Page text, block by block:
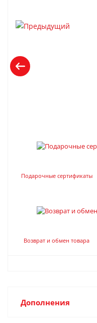
Подарочные сертификаты
Возврат и обмен товара
Дополнения